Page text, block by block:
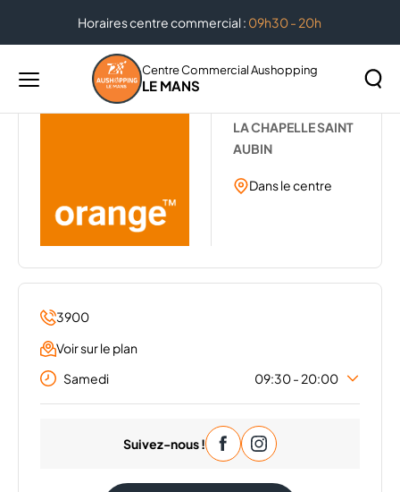
Horaires centre commercial : 09h30 - 20h
Menu
principal
Centre Commercial Aushopping
LE MANS
... ORANGE
LA CHAPELLE SAINT
AUBIN
Dans le centre
3900
Voir sur le plan
Samedi
09:30 - 20:00
09:30 - 20:00
09:30 - 20:00
Suivez-nous !